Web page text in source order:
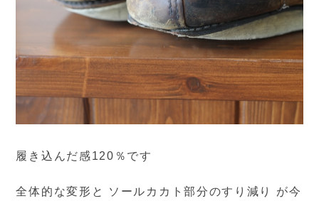
履き込んだ感120％です
全体的な変形と ソールカカト部分のすり減り が今